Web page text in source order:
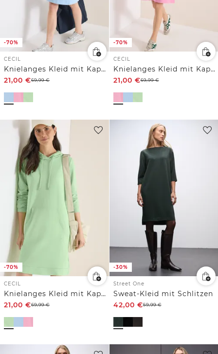
-70%
CECIL
Knielanges Kleid mit Kapuze
21,00 €69,99€
-70%
CECIL
Knielanges Kleid mit Kapuze
21,00 €69,99€
-70%
CECIL
Knielanges Kleid mit Kapuze
21,00 €69,99€
-30%
Street One
Sweat-Kleid mit Schlitzen
42,00 €59,99€